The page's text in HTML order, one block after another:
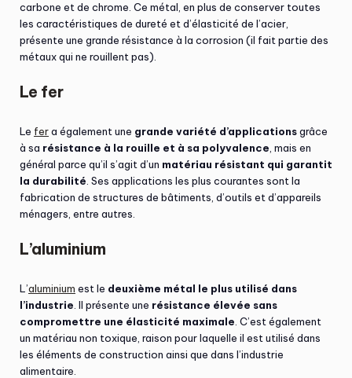
carbone et de chrome. Ce métal, en plus de conserver toutes
les caractéristiques de dureté et d’élasticité de l’acier,
présente une grande résistance à la corrosion (il fait partie des
métaux qui ne rouillent pas).
Le fer
Le fera également une grande variété d’applicationsgrâce
à sa résistance à la rouille et à sa polyvalence , mais en
général parce qu’il s’agit d’un matériau résistant qui garantit
la durabilité . Ses applications les plus courantes sont la
fabrication de structures de bâtiments, d’outils et d’appareils
ménagers, entre autres.
L’aluminium
L’aluminium est le deuxième métal le plus utilisé dans
l’industrie . Il présente une résistance élevée sans
compromettre une élasticité maximale . C’est également
un matériau non toxique, raison pour laquelle il est utilisé dans
les éléments de construction ainsi que dans l’industrie
alimentaire.